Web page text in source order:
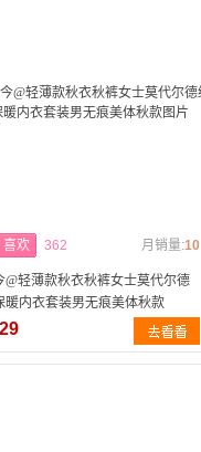
喜欢 362 月销量:10
@轻薄款秋衣秋裤女士莫代尔德
暖内衣套装男无痕美体秋款